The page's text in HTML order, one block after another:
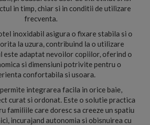
in timp, chiar si in conditii de utilizare
frecventa.
inoxidabil asigura o fixare stabila si o
la uzura, contribuind la o utilizare
este adaptat nevoilor copiilor, oferind o
si dimensiuni potrivite pentru o
confortabila si usoara.
integrarea facila in orice baie,
curat si ordonat. Este o solutie practica
familiile care doresc sa creeze un spatiu
incurajand autonomia si obisnuirea cu